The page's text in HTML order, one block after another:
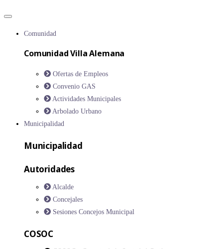
Comunidad
Comunidad Villa Alemana
Ofertas de Empleos
Convenio GAS
Actividades Municipales
Arbolado Urbano
Municipalidad
Municipalidad
Autoridades
Alcalde
Concejales
Sesiones Concejos Municipal
COSOC